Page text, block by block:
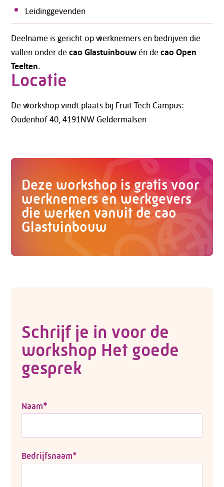
Telefoon:
Adviesgesprek
Leidinggevenden
Deelname is gericht op werknemers en bedrijven die
vallen onder de cao Glastuinbouwén de cao Open
Teelten.
Locatie
De workshop vindt plaats bij Fruit Tech Campus:
Oudenhof 40, 4191NW Geldermalsen
Deze workshop is gratis voor
werknemers en werkgevers
die werken vanuit de cao
Glastuinbouw
Schrijf je in voor de
workshop Het goede
gesprek
Naam*
Bedrijfsnaam*